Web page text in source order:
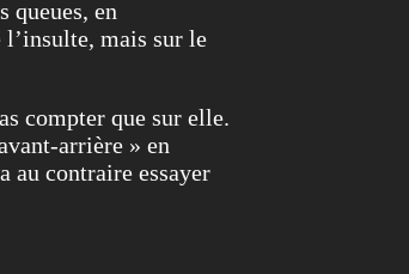
queues, en
mais sur le
compter que sur elle.
arrière » en
au contraire essayer